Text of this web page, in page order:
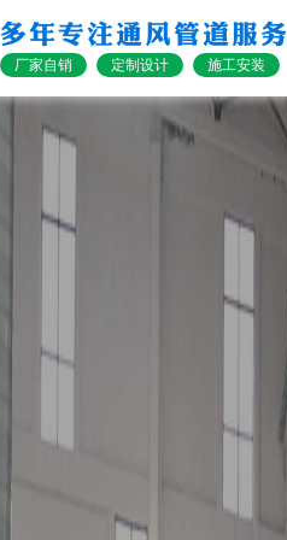
多年专注通风管道服务
厂家自销 定制设计 施工安装